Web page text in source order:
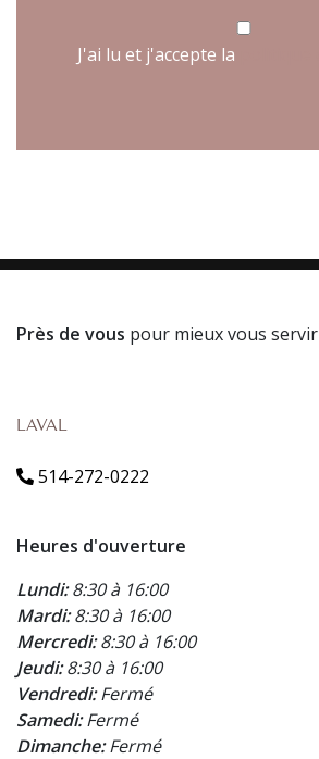
J'ai lu et j'accepte la
Près de vous pour mieux vous servir
LAVAL
514-272-0222
Heures d'ouverture
Lundi:8:30 à 16:00
Mardi:8:30 à 16:00
Mercredi:8:30 à 16:00
Jeudi:8:30 à 16:00
Vendredi:Fermé
Samedi:Fermé
Dimanche:Fermé